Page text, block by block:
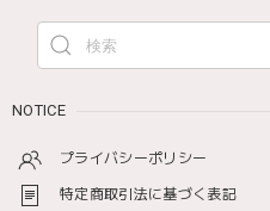
NOTICE
プライバシーポリシー
特定商取引法に基づく表記